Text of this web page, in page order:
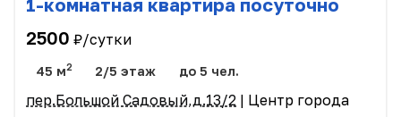
1-комнатная квартира посуточно
2500 ₽/сутки
45 м2 2/5 этаж до 5 чел.
пер.Большой Садовый,д.13/2 | Центр города